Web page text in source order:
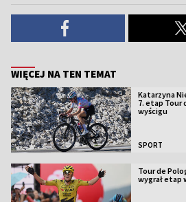
WIĘCEJ NA TEN TEMAT
Katarzyna
7. etap Tour
wyścigu
SPORT
Tour de
wygrał etap